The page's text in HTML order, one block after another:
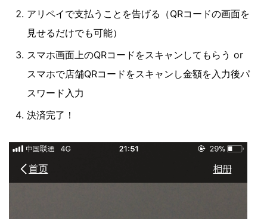
アリペイで支払うことを告げる（QRコードの画面を
見せるだけでも可能）
スマホ画面上のQRコードをスキャンしてもらう or
スマホで店舗QRコードをスキャンし金額を入力後パ
スワード入力
決済完了！